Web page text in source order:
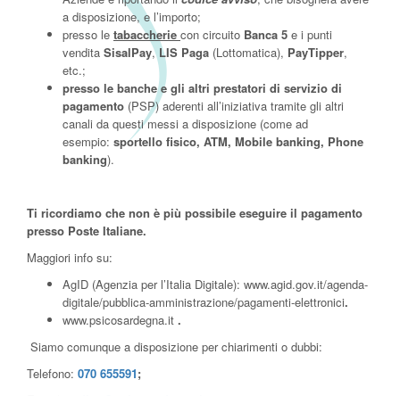
a disposizione, e l’importo;
presso le tabaccherie con circuito Banca 5 e i punti
vendita SisalPay, LIS Paga (Lottomatica), PayTipper,
etc.;
presso le banche e gli altri prestatori di servizio di
pagamento (PSP) aderenti all’iniziativa tramite gli altri
canali da questi messi a disposizione (come ad
esempio: sportello fisico, ATM, Mobile banking, Phone
banking).
Ti ricordiamo che non è più possibile eseguire il pagamento
presso Poste Italiane.
Maggiori info su:
AgID (Agenzia per l’Italia Digitale): www.agid.gov.it/agenda-
digitale/pubblica-amministrazione/pagamenti-elettronici.
www.psicosardegna.it .
Siamo comunque a disposizione per chiarimenti o dubbi:
Telefono: 070 655591;